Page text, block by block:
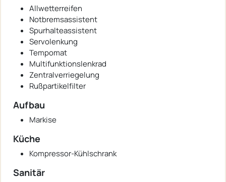
Allwetterreifen
Notbremsassistent
Spurhalteassistent
Servolenkung
Tempomat
Multifunktionslenkrad
Zentralverriegelung
Rußpartikelfilter
Aufbau
Markise
Küche
Kompressor-Kühlschrank
Sanitär